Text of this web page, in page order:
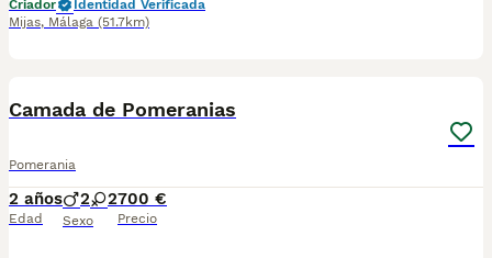
Criador
Identidad Verificada
Mijas, Málaga (51.7km)
Camada de Pomeranias
Pomerania
2 años
Edad
2 2
Sexo
700 €
Precio